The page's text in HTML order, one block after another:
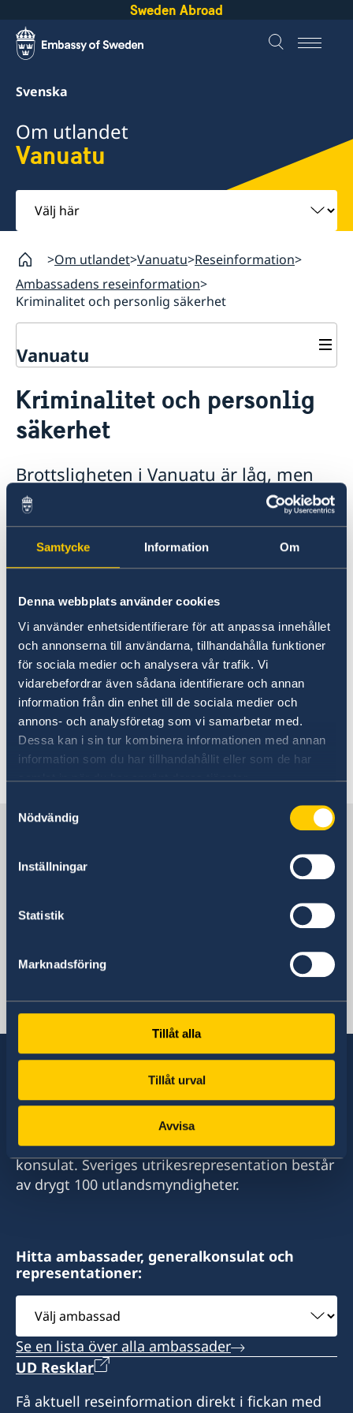
Samtycke Information Om
Denna webbplats använder cookies
Vi använder enhetsidentifierare för att anpassa innehållet
och annonserna till användarna, tillhandahålla funktioner
för sociala medier och analysera vår trafik. Vi
vidarebefordrar även sådana identifierare och annan
information från din enhet till de sociala medier och
annons- och analysföretag som vi samarbetar med.
Dessa kan i sin tur kombinera informationen med annan
information som du har tillhandahållit eller som de har
samlat in när du har använt deras tjänster.
Nödvändig
Inställningar
Statistik
Marknadsföring
Tillåt alla
Tillåt urval
Avvisa
Sweden Abroad
Svenska
Om utlandet
Vanuatu
Välj
här
Om utlandet Vanuatu Reseinformation
Ambassadens reseinformation
Kriminalitet och personlig säkerhet
Vanuatu
Hjälp till svenskar utomlands i Vanuatu
Rösta i Vanuatu
Pass utomlands
Akut hjälp
Reseinformation
Aktuella händelser
Allmänna säkerhetsläget
Lokala lagar och sedvänjor
Terrorism
Naturförhållanden och katastrofer
In- och utresebestämmelser
Trafiksäkerhet
Försäkringsskydd
Övriga upplysningar
Service för svenska företag
Kriminalitet och personlig
säkerhet
Brottsligheten i Vanuatu är låg, men
iaktta försiktighet, håll uppsikt över
och skylta inte med värdesaker samt
iaktta extra försiktighet under kvällar
och nätter. Stölder är vanligt
förekommande
Rån och våldsbrott mot utlänningar
förekommer, i synnerhet mot enskilda individer.
Kvinnor i synnerhet bör iaktta försiktighet vid
transport med buss, taxi eller till fots under
kvällar och nätter samt undvika isolerade
platser.
Senast uppdaterad 03 aug. 2026, 10.42
Sverige i Vanuatu
swedenconsul@ajc-vanuatu.com
Fax:
Sveriges honorärkonsulat i Port Vila
Govant Building
Lini Highway
Port Vila
Vanuatu
Öppettider: Enligt överenskommelse
Honorärkonsul
Sverige har diplomatiska förbindelser med i
stort sett alla stater i världen. I ungefär hälften
av dessa stater har Sverige ambassader och
konsulat. Sveriges utrikesrepresentation består
av drygt 100 utlandsmyndigheter.
Hitta ambassader, generalkonsulat och
representationer:
Välj
ambassad
Se en lista över alla ambassader
UD Resklar
Få aktuell reseinformation direkt i fickan med